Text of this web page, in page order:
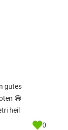
gutes
😅
heil
0